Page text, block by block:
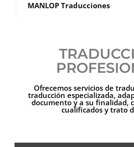
MANLOP Traducciones
Ofrecemos servicios de
traducción especializada,
documento y a su finalidad,
cualificados y trato